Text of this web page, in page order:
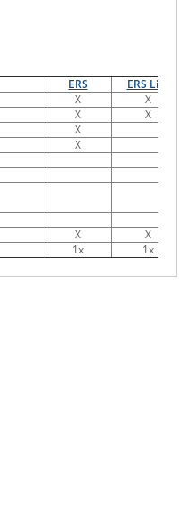
ERS
ERS Lite
X
X
X
X
X
X
X
X
1x 1x